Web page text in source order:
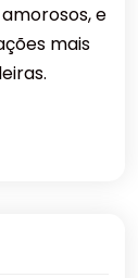
e
mais